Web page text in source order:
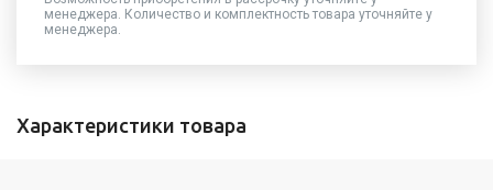
менеджера. Количество и комплектность товара уточняйте у
менеджера.
Характеристики товара